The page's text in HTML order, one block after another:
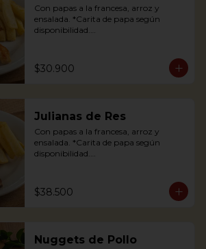
Con papas a la francesa, arroz y
ensalada. *Carita de papa según
disponibilidad.
happy face*, rice and salad.
*If available
$30.900
Julianas de Res
Con papas a la francesa, arroz y
ensalada. *Carita de papa según
disponibilidad.
potato happy face*, rice and salad.
*If available
$38.500
Nuggets de Pollo